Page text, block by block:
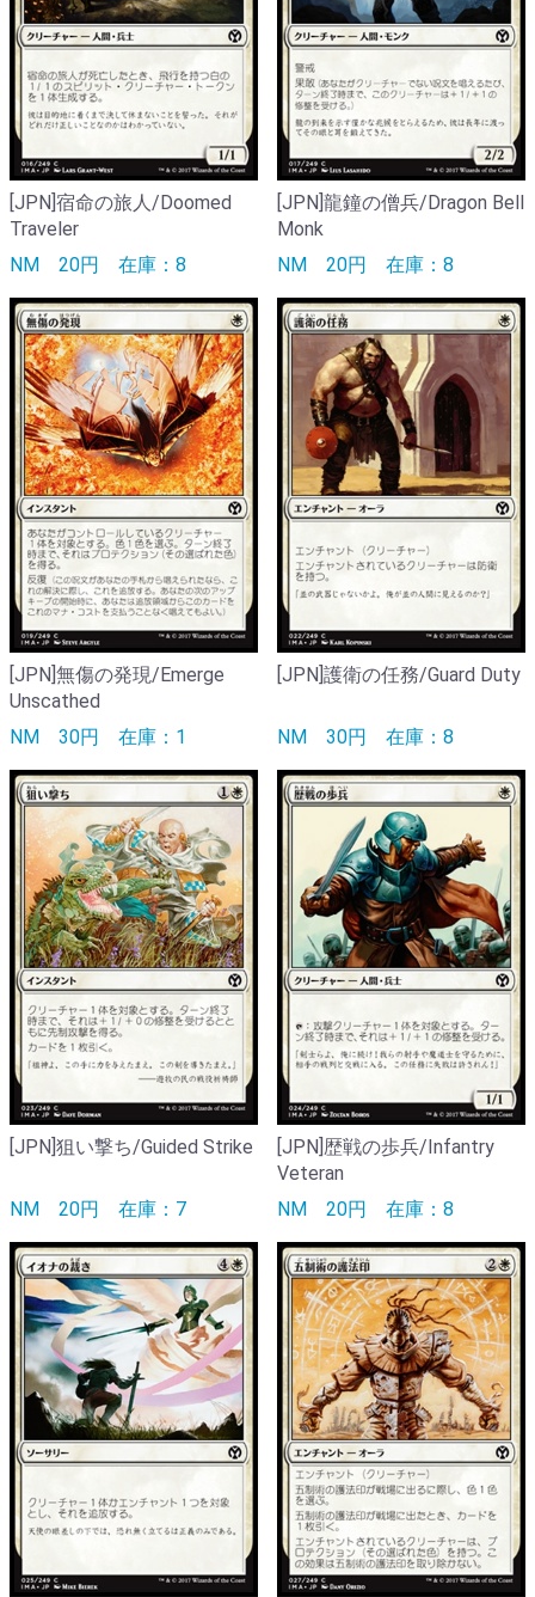
[JPN]宿命の旅人/Doomed
Traveler
NM 20円 在庫：8
[JPN]龍鐘の僧兵/Dragon Bell
Monk
NM 20円 在庫：8
[JPN]無傷の発現/Emerge
Unscathed
NM 30円 在庫：1
[JPN]護衛の任務/Guard Duty
NM 30円 在庫：8
[JPN]狙い撃ち/Guided Strike
NM 20円 在庫：7
[JPN]歴戦の歩兵/Infantry
Veteran
NM 20円 在庫：8